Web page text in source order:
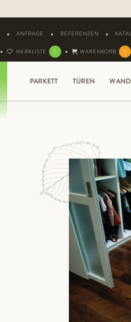
ANFRAGE REFERENZEN
MERKLISTE 0 WARENKORB 0
PARKETT TÜREN WAND